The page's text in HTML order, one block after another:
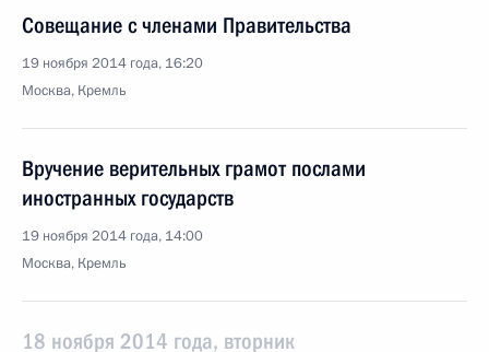
Совещание с членами Правительства
19 ноября 2014 года, 16:20
Москва, Кремль
Вручение верительных грамот послами
иностранных государств
19 ноября 2014 года, 14:00
Москва, Кремль
18 ноября 2014 года, вторник